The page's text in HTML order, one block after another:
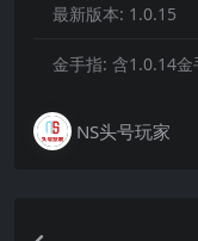
最新版本: 1.0.15
金手指: 含1.0.14金
NS头号玩家